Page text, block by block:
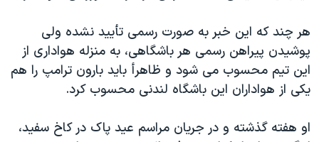
هر چند که این خبر به صورت رسمی تأیید نشده ولی
پوشیدن پیراهن رسمی هر باشگاهی، به منزله هواداری از
این تیم محسوب می شود و ظاهرأ باید بارون ترامپ را هم
یکی از هواداران این باشگاه لندنی محسوب کرد.
او هفته گذشته و در جریان مراسم عید پاک در کاخ سفید،